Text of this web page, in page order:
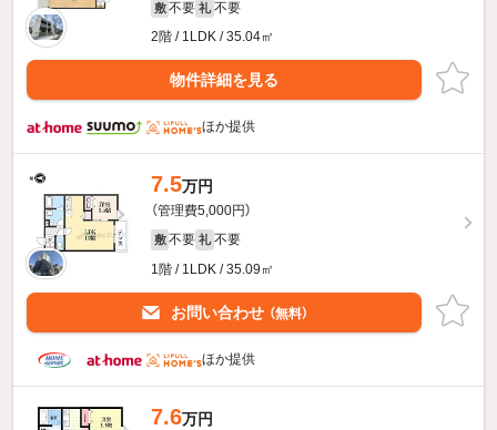
敷 不要 礼 不要
2階 / 1LDK / 35.04㎡
物件詳細を見る
ほか提供
7.5万円
（管理費5,000円）
敷 不要 礼 不要
1階 / 1LDK / 35.09㎡
お問い合わせ （無料）
ほか提供
7.6万円